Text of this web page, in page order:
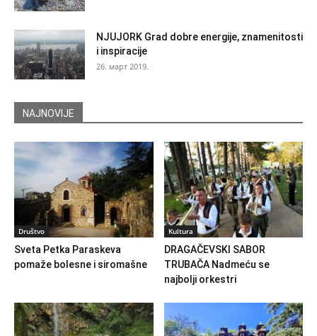
NJUJORK Grad dobre energije, znamenitosti
i inspiracije
26. март 2019.
NAJNOVIJE
Društvo
Sveta Petka Paraskeva
pomaže bolesne i siromašne
Kultura
DRAGAČEVSKI SABOR
TRUBAČA Nadmeću se
najbolji orkestri